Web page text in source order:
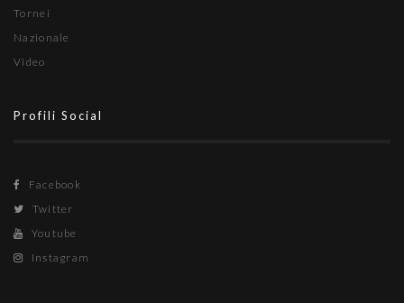
Tornei
Nazionale
Video
Profili Social
Facebook
Twitter
Youtube
Instagram